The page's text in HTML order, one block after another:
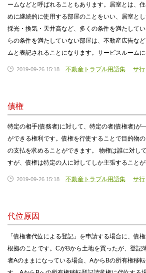
ームなどと呼ばれることもあります。居室とは、
めに継続的に使用する部屋のことをいい、居室とし
採光・換気・天井高など、多くの条件を満たして
らの条件を満たしていない部屋は、不動産広告な
ムと表記されることになります。サービスルーム
2019-09-26 15:18 不動産トラブル用語集 サ行
債権
特定の相手(債務者)に対して、特定の者(債権者)が
ができる権利です。債権を行使することで目的物
の支払を求めることができます。 物権は誰に対し
すが、債権は特定の人に対してしか主張することが
2019-09-26 15:18 不動産トラブル用語集 サ行
代位原因
「債権者代位による登記」を申請する場合に、債
根拠のことです。CがBから土地を買ったが、登記
者Aのままになっている場合、AからBの所有権移